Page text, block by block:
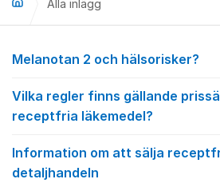
Alla inlägg
Alla inlägg
Melanotan 2 och hälsorisker?
Vilka regler finns gällande
receptfria läkemedel?
Information om att sälja
detaljhandeln